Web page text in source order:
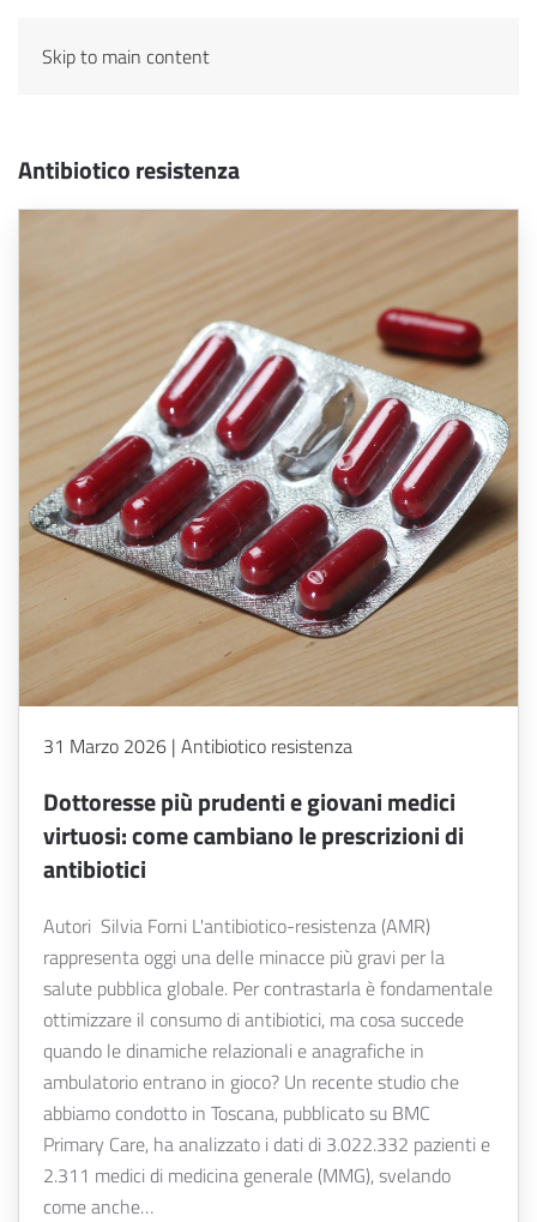
Skip to main content
Antibiotico resistenza
31 Marzo 2026 | Antibiotico resistenza
Dottoresse più prudenti e giovani medici
virtuosi: come cambiano le prescrizioni di
antibiotici
Autori Silvia Forni L'antibiotico-resistenza (AMR)
rappresenta oggi una delle minacce più gravi per la
salute pubblica globale. Per contrastarla è fondamentale
ottimizzare il consumo di antibiotici, ma cosa succede
quando le dinamiche relazionali e anagrafiche in
ambulatorio entrano in gioco? Un recente studio che
abbiamo condotto in Toscana, pubblicato su BMC
Primary Care, ha analizzato i dati di 3.022.332 pazienti e
2.311 medici di medicina generale (MMG), svelando
come anche…